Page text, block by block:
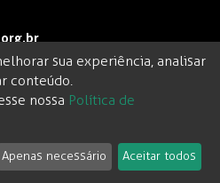
sua experiência, analisar
conteúdo.
nossa Política de
Apenas necessário Aceitar todos